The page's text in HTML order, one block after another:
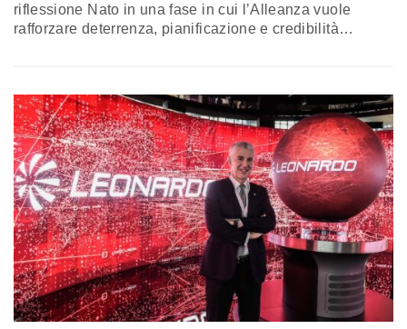
riflessione Nato in una fase in cui l’Alleanza vuole
rafforzare deterrenza, pianificazione e credibilità
vertice di Ankara potrebbe consolidare una linea più
ampia e più distribuita